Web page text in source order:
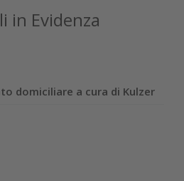
in Evidenza
domiciliare a cura di Kulzer